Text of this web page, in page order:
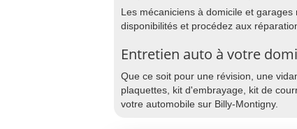
Les mécaniciens à domicile et
disponibilités et procédez aux
Entretien auto à votre
Que ce soit pour une révision, une
plaquettes, kit d'embrayage, kit de
votre automobile sur Billy-Montigny.